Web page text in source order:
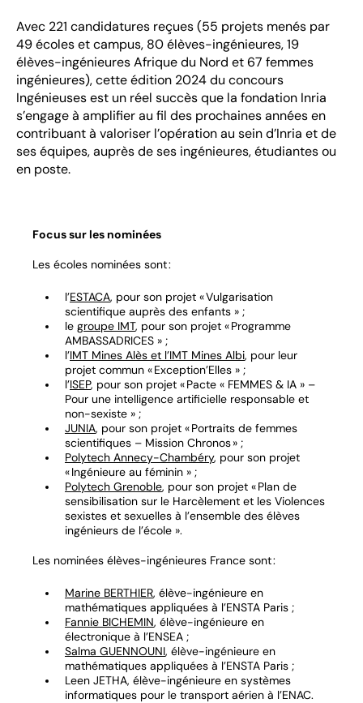
Avec 221 candidatures reçues (55 projets menés par
49 écoles et campus, 80 élèves-ingénieures, 19
élèves-ingénieures Afrique du Nord et 67 femmes
ingénieures), cette édition 2024 du concours
Ingénieuses est un réel succès que la fondation Inria
s’engage à amplifier au fil des prochaines années en
contribuant à valoriser l’opération au sein d’Inria et de
ses équipes, auprès de ses ingénieures, étudiantes ou
en poste.
Focus sur les nominées
Les écoles nominées sont :
l’ESTACA, pour son projet « Vulgarisation
scientifique auprès des enfants » ;
le groupe IMT, pour son projet « Programme
AMBASSADRICES » ;
l’IMT Mines Alès et l’IMT Mines Albi, pour leur
projet commun « Exception’Elles » ;
l’ISEP, pour son projet « Pacte « FEMMES & IA » –
Pour une intelligence artificielle responsable et
non-sexiste » ;
JUNIA, pour son projet « Portraits de femmes
scientifiques – Mission Chronos » ;
Polytech Annecy-Chambéry, pour son projet
« Ingénieure au féminin » ;
Polytech Grenoble, pour son projet « Plan de
sensibilisation sur le Harcèlement et les Violences
sexistes et sexuelles à l’ensemble des élèves
ingénieurs de l’école ».
Les nominées élèves-ingénieures France sont :
Marine BERTHIER, élève-ingénieure en
mathématiques appliquées à l’ENSTA Paris ;
Fannie BICHEMIN, élève-ingénieure en
électronique à l’ENSEA ;
Salma GUENNOUNI, élève-ingénieure en
mathématiques appliquées à l’ENSTA Paris ;
Leen JETHA, élève-ingénieure en systèmes
informatiques pour le transport aérien à l’ENAC.